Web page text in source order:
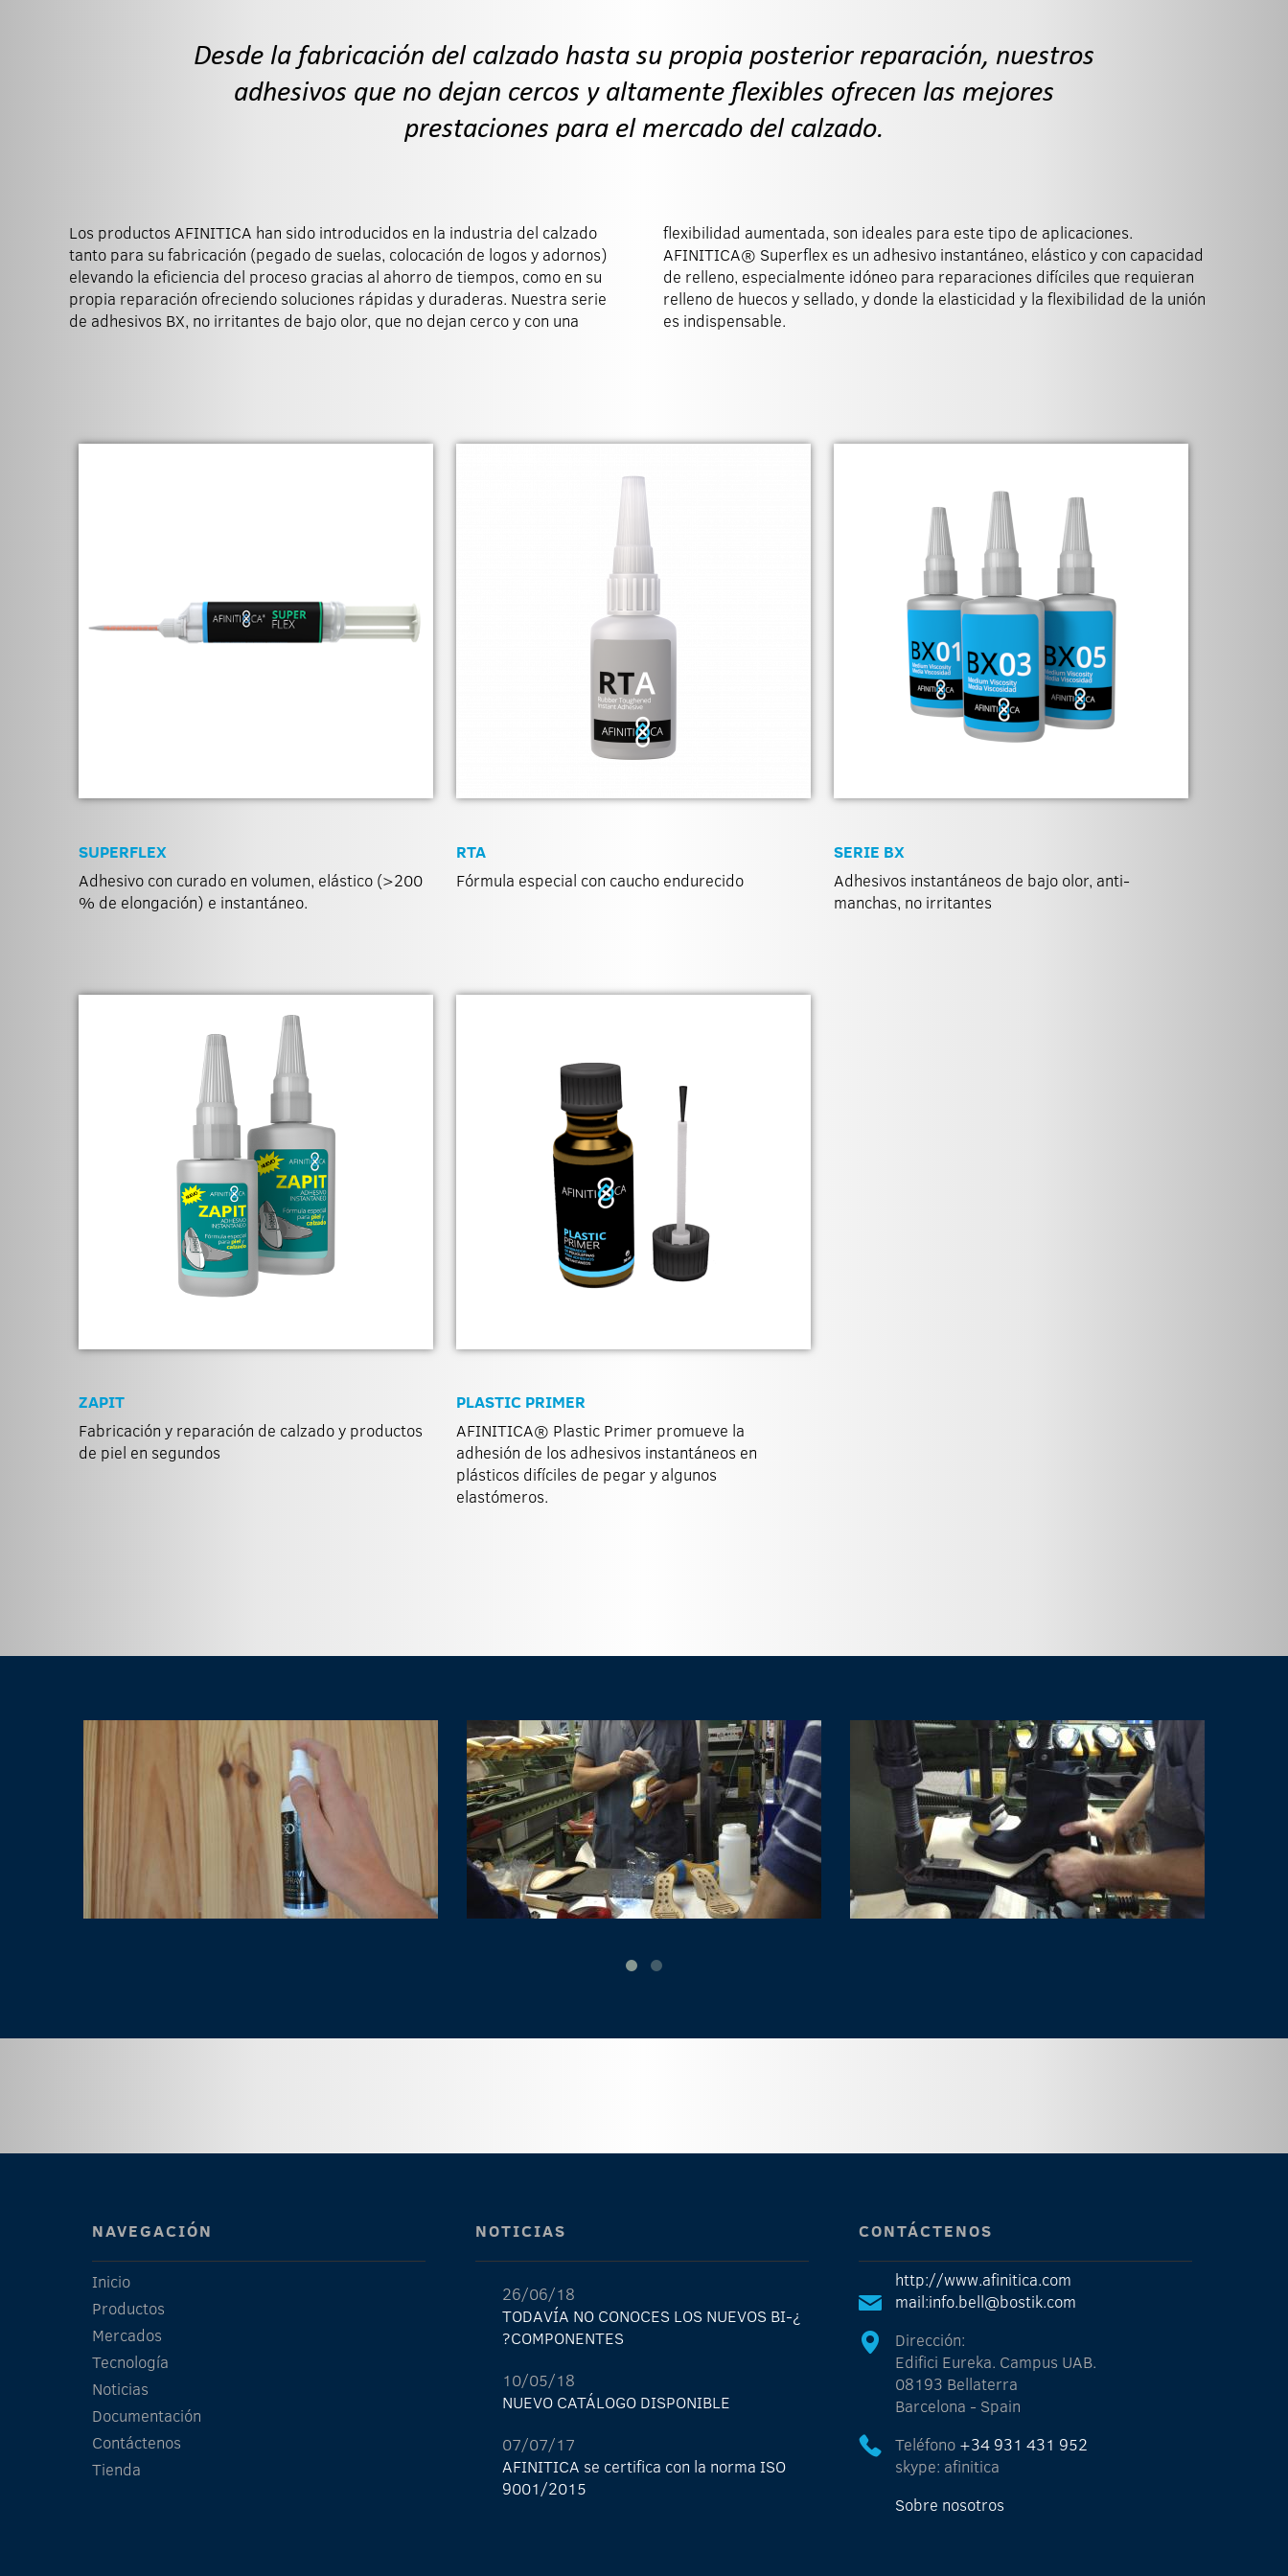
Desde la fabricación del calzado hasta su propia posterior reparación, nuestros
adhesivos que no dejan cercos y altamente flexibles ofrecen las mejores
prestaciones para el mercado del calzado.
Los productos AFINITICA han sido introducidos en la industria del calzado
tanto para su fabricación (pegado de suelas, colocación de logos y adornos)
elevando la eficiencia del proceso gracias al ahorro de tiempos, como en su
propia reparación ofreciendo soluciones rápidas y duraderas. Nuestra serie
de adhesivos BX, no irritantes de bajo olor, que no dejan cerco y con una
flexibilidad aumentada, son ideales para este tipo de aplicaciones.
AFINITICA® Superflex es un adhesivo instantáneo, elástico y con capacidad
de relleno, especialmente idóneo para reparaciones difíciles que requieran
relleno de huecos y sellado, y donde la elasticidad y la flexibilidad de la unión
es indispensable.
SUPERFLEX
Adhesivo con curado en volumen, elástico (>200
% de elongación) e instantáneo.
RTA
Fórmula especial con caucho endurecido
SERIE BX
Adhesivos instantáneos de bajo olor, anti-
manchas, no irritantes
ZAPIT
Fabricación y reparación de calzado y productos
de piel en segundos
PLASTIC PRIMER
AFINITICA® Plastic Primer promueve la
adhesión de los adhesivos instantáneos en
plásticos difíciles de pegar y algunos
elastómeros.
NAVEGACIÓN
Inicio
Productos
Mercados
Tecnología
Noticias
Documentación
Contáctenos
Tienda
NOTICIAS
26/06/18
¿TODAVÍA NO CONOCES LOS NUEVOS BI-
COMPONENTES?
10/05/18
NUEVO CATÁLOGO DISPONIBLE
07/07/17
AFINITICA se certifica con la norma ISO
9001/2015
CONTÁCTENOS
http://www.afinitica.com
mail:info.bell@bostik.com
Dirección:
Edifici Eureka. Campus UAB.
08193 Bellaterra
Barcelona - Spain
Teléfono +34 931 431 952
skype: afinitica
Sobre nosotros